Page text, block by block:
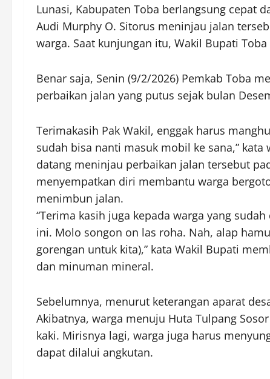
Lunasi, Kabupaten Toba berlangsung cepat
Audi Murphy O. Sitorus meninjau jalan
warga. Saat kunjungan itu, Wakil Bupati
Benar saja, Senin (9/2/2026) Pemkab Toba
perbaikan jalan yang putus sejak bulan
Terimakasih Pak Wakil, enggak harus
sudah bisa nanti masuk mobil ke sana,”
datang meninjau perbaikan jalan tersebut
menyempatkan diri membantu warga
menimbun jalan.
“Terima kasih juga kepada warga yang
ini. Molo songon on las roha. Nah, alap
gorengan untuk kita),” kata Wakil Bupati
dan minuman mineral.
Sebelumnya, menurut keterangan aparat
Akibatnya, warga menuju Huta Tulpang
kaki. Mirisnya lagi, warga juga harus
dapat dilalui angkutan.